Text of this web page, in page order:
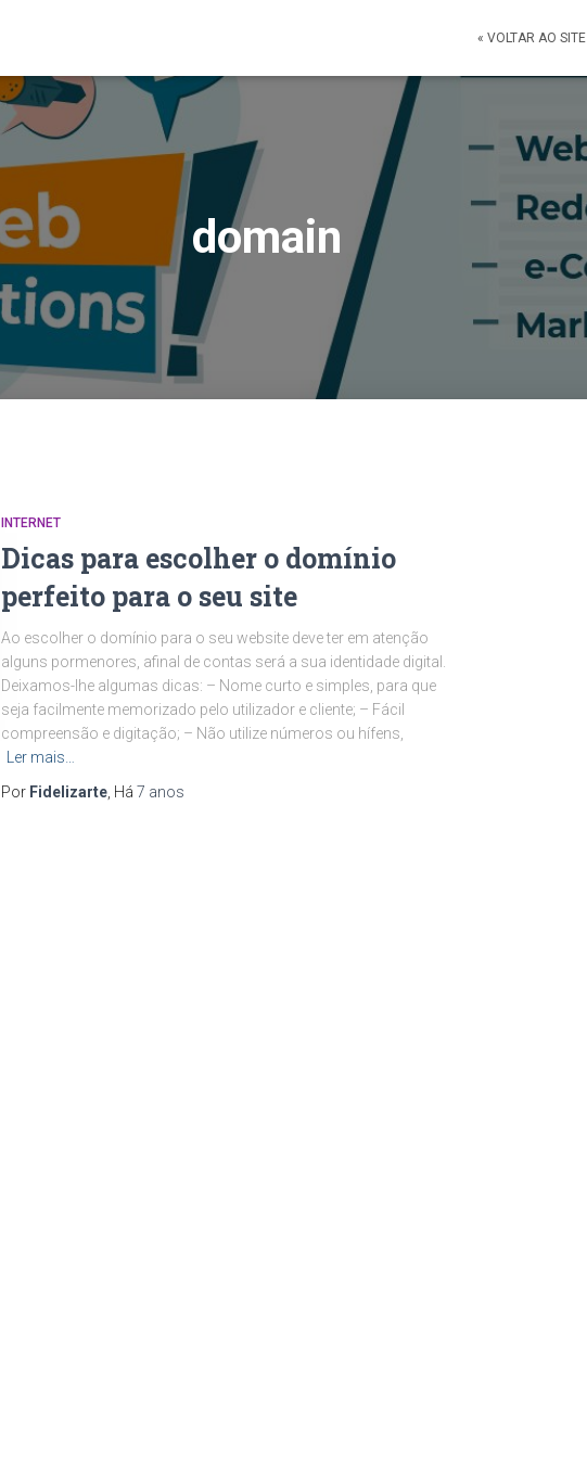
« VOLTAR AO SITE
domain
INTERNET
Dicas para escolher o domínio
perfeito para o seu site
Ao escolher o domínio para o seu website deve ter em atenção
alguns pormenores, afinal de contas será a sua identidade digital.
Deixamos-lhe algumas dicas: – Nome curto e simples, para que
seja facilmente memorizado pelo utilizador e cliente; – Fácil
compreensão e digitação; – Não utilize números ou hífens,
Ler mais…
Por Fidelizarte , Há 7 anos